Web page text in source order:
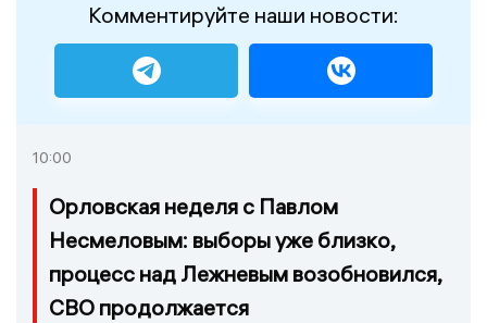
Комментируйте наши новости:
10:00
Орловская неделя с Павлом
Несмеловым: выборы уже близко,
процесс над Лежневым возобновился,
СВО продолжается